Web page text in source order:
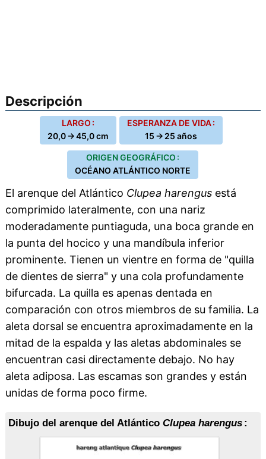
Descripción
LARGO :
20,0 → 45,0 cm
ESPERANZA DE VIDA :
15 → 25 años
ORIGEN GEOGRÁFICO :
OCÉANO ATLÁNTICO NORTE
El arenque del Atlántico Clupea harengusestá
comprimido lateralmente, con una nariz
moderadamente puntiaguda, una boca grande en
la punta del hocico y una mandíbula inferior
prominente. Tienen un vientre en forma de "quilla
de dientes de sierra" y una cola profundamente
bifurcada. La quilla es apenas dentada en
comparación con otros miembros de su familia. La
aleta dorsal se encuentra aproximadamente en la
mitad de la espalda y las aletas abdominales se
encuentran casi directamente debajo. No hay
aleta adiposa. Las escamas son grandes y están
unidas de forma poco firme.
Dibujo del arenque del Atlántico Clupea harengus: